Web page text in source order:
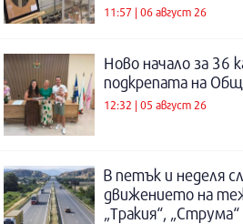
11:57 | 06 август 26
Ново начало за 36
подкрепата на
12:32 | 05 август 26
В петък и неделя
движението на
„Тракия“,